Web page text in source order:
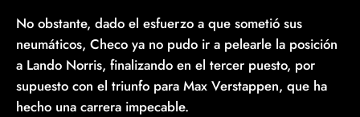
No obstante, dado el esfuerzo a que sometió sus
neumáticos, Checo ya no pudo ir a pelearle la posición
a Lando Norris, finalizando en el tercer puesto, por
supuesto con el triunfo para Max Verstappen, que ha
hecho una carrera impecable.